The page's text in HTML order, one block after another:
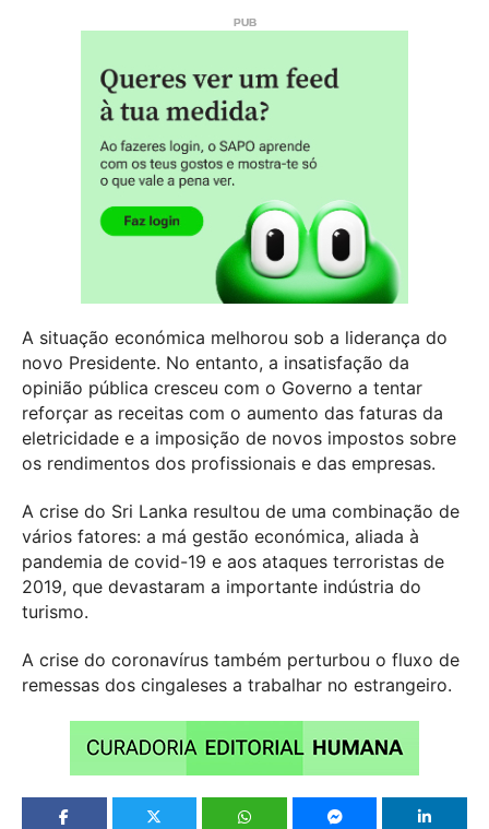
A situação económica melhorou sob a liderança do
novo Presidente. No entanto, a insatisfação da
opinião pública cresceu com o Governo a tentar
reforçar as receitas com o aumento das faturas da
eletricidade e a imposição de novos impostos sobre
os rendimentos dos profissionais e das empresas.
A crise do Sri Lanka resultou de uma combinação de
vários fatores: a má gestão económica, aliada à
pandemia de covid-19 e aos ataques terroristas de
2019, que devastaram a importante indústria do
turismo.
A crise do coronavírus também perturbou o fluxo de
remessas dos cingaleses a trabalhar no estrangeiro.